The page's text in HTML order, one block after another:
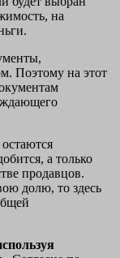
на
Поэтому на этот
а только
продавцов.
долю, то здесь